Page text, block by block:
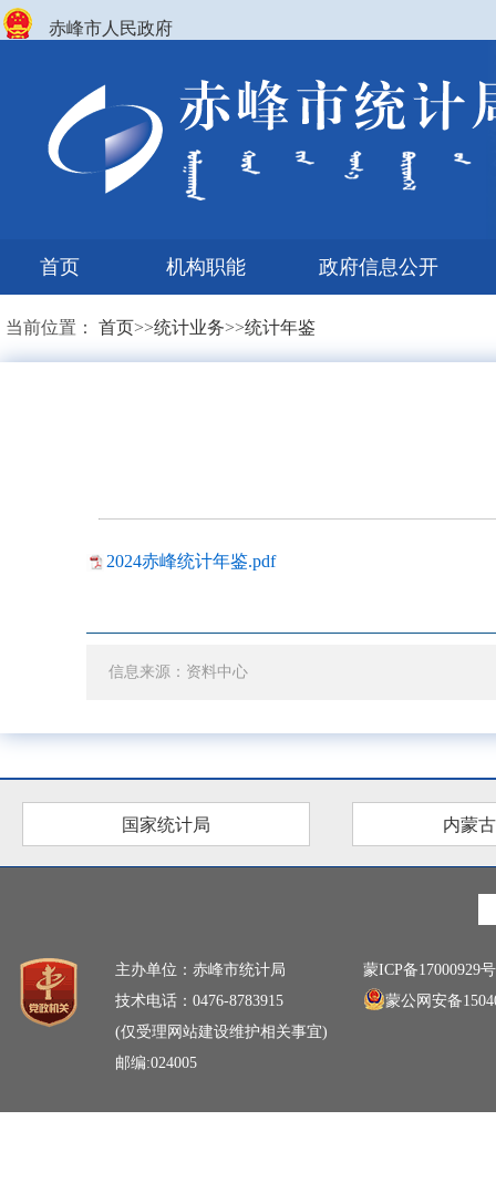
赤峰市人民政府
首页 机构职能 政府信息公开
当前位置： 首页>>统计业务>>统计年鉴
2024赤峰统计年鉴.pdf
信息来源：资料中心
国家统计局 内蒙
主办单位：赤峰市统计局
技术电话：0476-8783915
(仅受理网站建设维护相关事宜)
邮编:024005
蒙ICP备17000929
蒙公网安备